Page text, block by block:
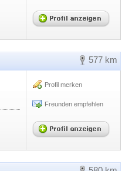
577 km
Profil merken
Freunden empfehlen